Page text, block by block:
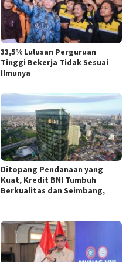
33,5% Lulusan Perguruan
Tinggi Bekerja Tidak Sesuai
Ilmunya
Ditopang Pendanaan yang
Kuat, Kredit BNI Tumbuh
Berkualitas dan Seimbang,